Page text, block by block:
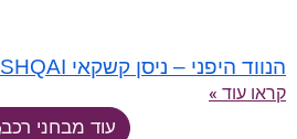
הנווד היפני – ניסן קשקאי NISSAN QASHQAI
קראו עוד »
עוד מבחני רכב